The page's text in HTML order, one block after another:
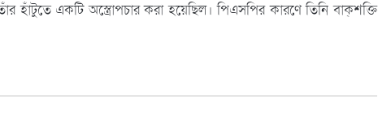
হাঁটুতে একটি অস্ত্রোপচার করা হয়েছিল। পিএসপির কারণে তিনি বাক্‌শক্তি